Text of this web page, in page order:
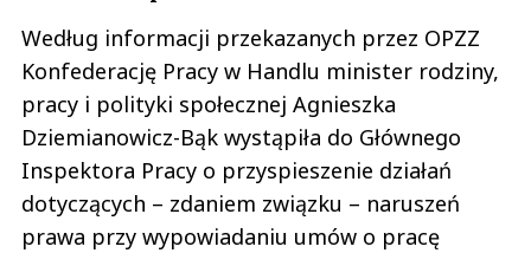
Według informacji przekazanych przez OPZZ
Konfederację Pracy w Handlu minister rodziny,
pracy i polityki społecznej Agnieszka
Dziemianowicz-Bąk wystąpiła do Głównego
Inspektora Pracy o przyspieszenie działań
dotyczących – zdaniem związku – naruszeń
prawa przy wypowiadaniu umów o pracę